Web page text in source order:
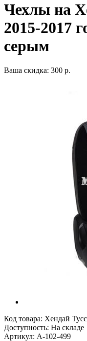
Чехлы на
2015-2017
серым
Ваша скидка: 300 р.
Код товара: Хендай
Доступность: На складе
Артикул: A-102-499